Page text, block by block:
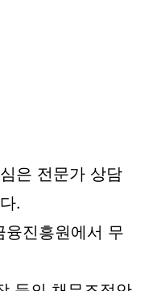
은 전문가 상담
.
융진흥원에서 무